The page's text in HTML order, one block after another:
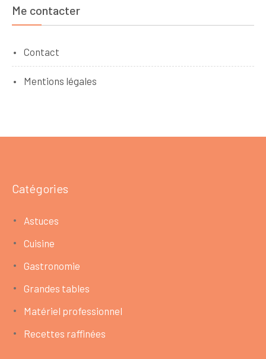
Me contacter
Contact
Mentions légales
Catégories
Astuces
Cuisine
Gastronomie
Grandes tables
Matériel professionnel
Recettes raffinées